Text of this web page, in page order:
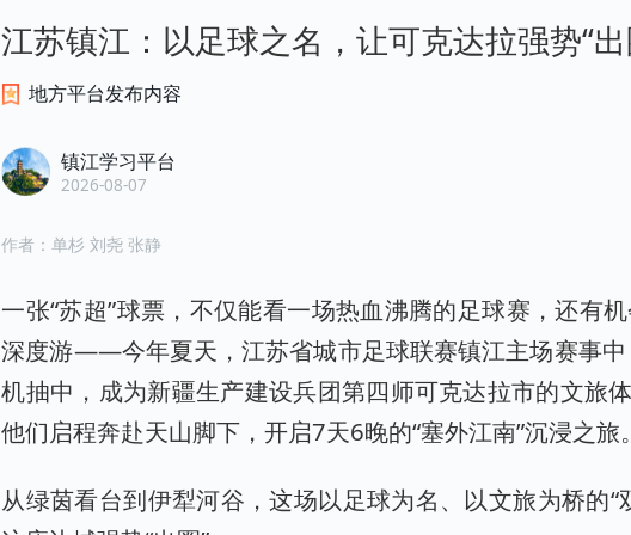
江苏镇江：以足球之名，让可克达拉强势“出
地方平台发布内容
镇江学习平台
2026-08-07
作者：单杉 刘尧 张静
一张“苏超”球票，不仅能看一场热血沸腾的足球赛，还有
深度游——今年夏天，江苏省城市足球联赛镇江主场赛事
机抽中，成为新疆生产建设兵团第四师可克达拉市的文旅
他们启程奔赴天山脚下，开启7天6晚的“塞外江南”沉浸之旅。
从绿茵看台到伊犁河谷，这场以足球为名、以文旅为桥的“